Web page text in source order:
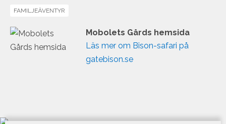
FAMILJEÄVENTYR
Mobolets Gårds hemsida
Läs mer om Bison-safari på
gatebison.se